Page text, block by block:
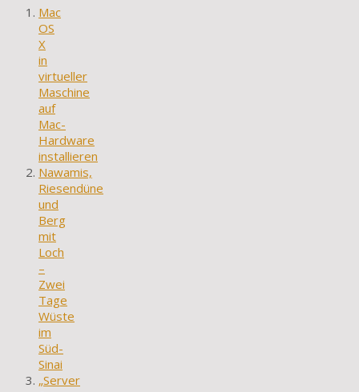
Mac
OS
X
in
virtueller
Maschine
auf
Mac-
Hardware
installieren
Nawamis,
Riesendüne
und
Berg
mit
Loch
–
Zwei
Tage
Wüste
im
Süd-
Sinai
„Server